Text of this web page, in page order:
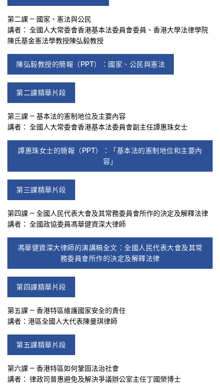
第二課 — 國家、憲法與公民
講者： 全國人大常委會香港基本法委員會委員、香港大學法律學院
陳氏基金憲法學教授陳弘毅教授
陳弘毅教授的簡報（PPT）：國家、公民與憲法
第二課精華片段
第三課 — 基本法的憲制地位及主要內容
講者： 全國人大常委會香港基本法委員會副主任譚惠珠女士
譚惠珠女士的簡報（PPT）：「基本法的憲制地位和主要內
容」
第三課精華片段
第四課 — 全國人民代表大會及其常務委員會所作的決定及解釋法律
講者： 全國政協委員馮華健資深大律師
馮華健資深大律師的演講稿全文：全國人民代表大會及其常
務委員會所作的決定及解釋法律
第四課精華片段
第五課 — 香港特區維護國家安全的責任
講者：港區全國人大代表陳曼琪律師
第五課精華片段
第六課 — 香港特區如何鞏固法治社會
講者： 律政司普惠避免及解決爭議辦公室主任丁國榮博士